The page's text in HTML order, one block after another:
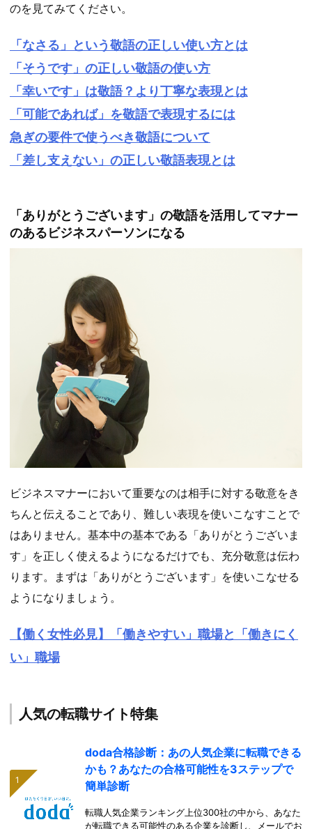
のを見てみてください。
「なさる」という敬語の正しい使い方とは
「そうです」の正しい敬語の使い方
「幸いです」は敬語？より丁寧な表現とは
「可能であれば」を敬語で表現するには
急ぎの要件で使うべき敬語について
「差し支えない」の正しい敬語表現とは
「ありがとうございます」の敬語を活用してマナー
のあるビジネスパーソンになる
ビジネスマナーにおいて重要なのは相手に対する敬意をき
ちんと伝えることであり、難しい表現を使いこなすことで
はありません。基本中の基本である「ありがとうございま
す」を正しく使えるようになるだけでも、充分敬意は伝わ
ります。まずは「ありがとうございます」を使いこなせる
ようになりましょう。
【働く女性必見】「働きやすい」職場と「働きにく
い」職場
人気の転職サイト特集
doda合格診断：あの人気企業に転職できる
かも？あなたの合格可能性を3ステップで
簡単診断
転職人気企業ランキング上位300社の中から、あなた
が転職できる可能性のある企業を診断し、メールでお